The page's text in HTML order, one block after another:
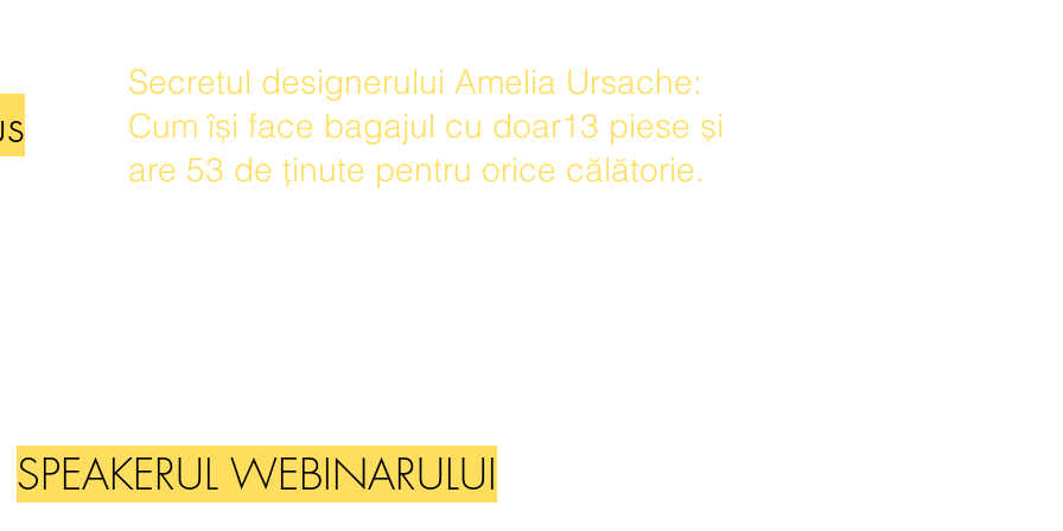
Secretul designerului Amelia Ursache:
Cum își face bagajul cu doar13 piese și
are 53 de ținute pentru orice călătorie.
SPEAKERUL WEBINARULUI